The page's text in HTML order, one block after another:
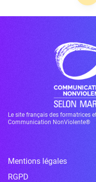
Le site français des formatrices
Communication NonViolente®
Mentions légales
RGPD